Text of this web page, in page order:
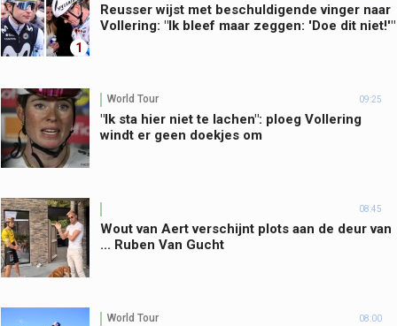
1
Reusser wijst met beschuldigende vinger naar
Vollering: "Ik bleef maar zeggen: 'Doe dit niet!'"
World Tour 09:25
"Ik sta hier niet te lachen": ploeg Vollering
windt er geen doekjes om
08:45
Wout van Aert verschijnt plots aan de deur van
... Ruben Van Gucht
World Tour 08:00